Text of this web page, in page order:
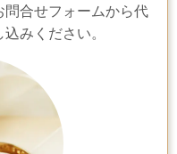
問合せフォームから代
みください。